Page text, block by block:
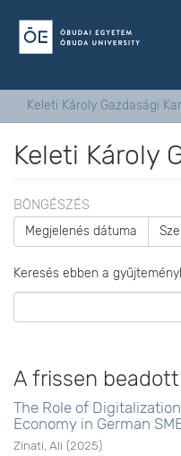
Keleti Károly Gazdasági Kar
Keleti Károly
BÖNGÉSZÉS
Megjelenés dátuma
Keresés ebben a
A frissen
The Role of
Economy in German
Zinati, Ali (2025)